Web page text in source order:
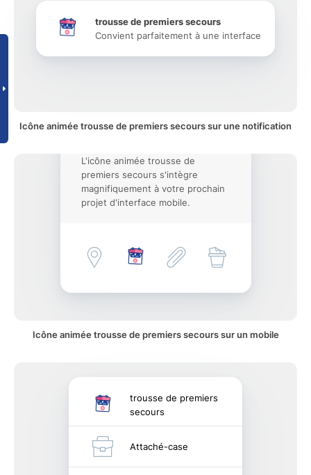
trousse de premiers secours
Convient parfaitement à une interface
Icône animée trousse de premiers secours sur une notification
L'icône animée trousse de
premiers secours s'intègre
magnifiquement à votre prochain
projet d'interface mobile.
Icône animée trousse de premiers secours sur un mobile
trousse de premiers
secours
Attaché-case